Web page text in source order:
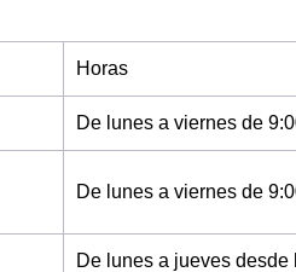
Horas
De lunes a viernes de
De lunes a viernes de
De lunes a jueves